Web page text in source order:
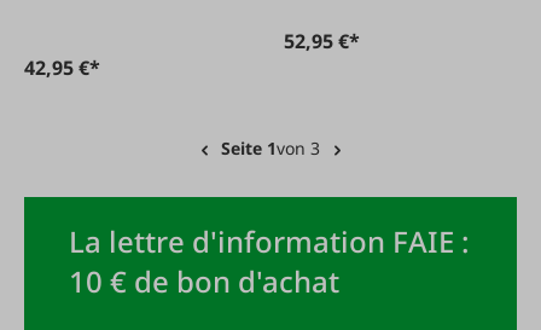
42,95 €*
52,95 €*
Seite 1von 3
La lettre d'information FAIE :
10 € de bon d'achat